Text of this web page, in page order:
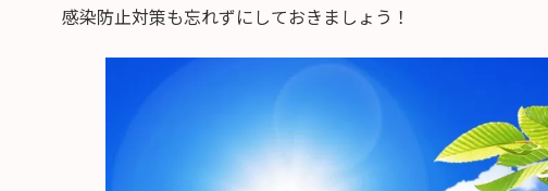
感染防止対策も忘れずにしておきましょう！